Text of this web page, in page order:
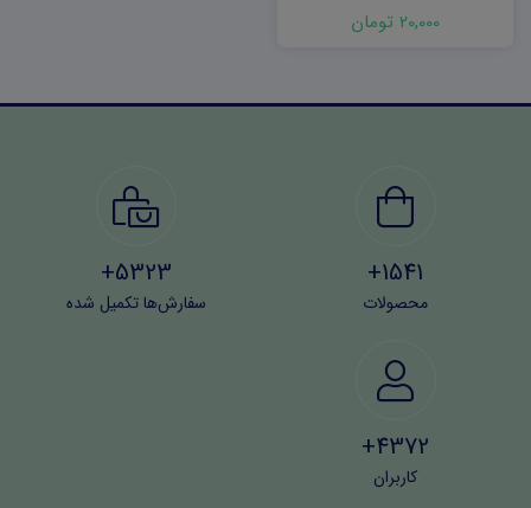
20,000 تومان
1541+
محصولات
5323+
سفارش‌ها تکمیل شده
4372+
کاربران